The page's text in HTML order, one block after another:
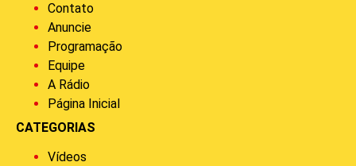
Contato
Anuncie
Programação
Equipe
A Rádio
Página Inicial
CATEGORIAS
Vídeos